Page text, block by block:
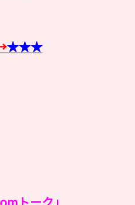
★★★